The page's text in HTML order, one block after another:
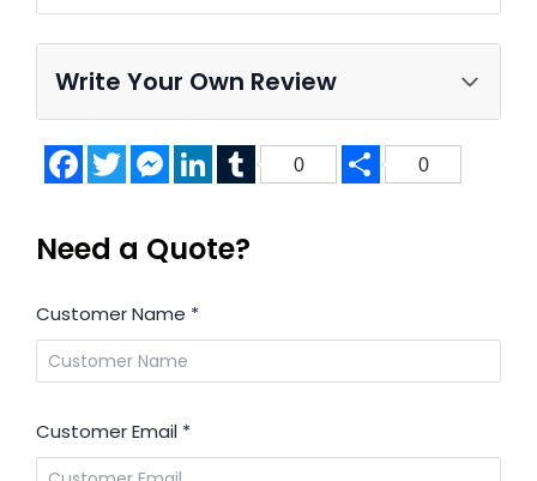
Write Your Own Review
FacebookTwitterMessenger
LinkedInTumblr
0 Share
0
Need a Quote?
Customer Name *
Customer Email *